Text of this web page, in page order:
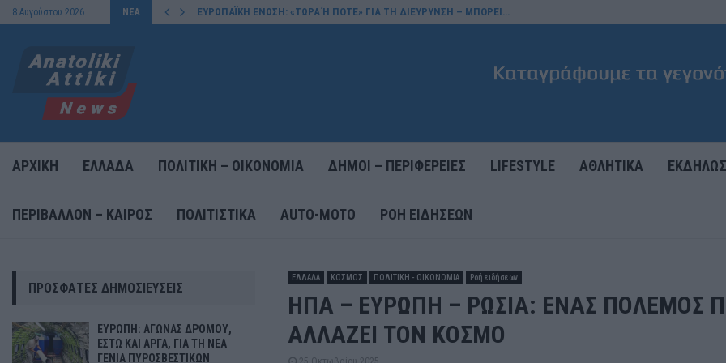
8 Αυγούστου 2026 ΝΕΑ ΕΥΡΩΠΑΪΚΗ ΕΝΩΣΗ: «ΤΩΡΑ Ή ΠΟΤΕ» ΓΙΑ ΤΗ ΔΙΕΥΡΥΝΣΗ – ΜΠΟΡΕΙ…
ΑΡΧΙΚΗ ΕΛΛΑΔΑ ΠΟΛΙΤΙΚΗ – ΟΙΚΟΝΟΜΙΑ ΔΗΜΟΙ – ΠΕΡΙΦΕΡΕΙΕΣ LIFESTYLE ΑΘΛΗΤΙΚΑ
ΠΕΡΙΒΑΛΛΟΝ – ΚΑΙΡΟΣ ΠΟΛΙΤΙΣΤΙΚΑ AUTO-MOTO ΡΟΉ ΕΙΔΉΣΕΩΝ
ΕΛΛΑΔΑ ΚΟΣΜΟΣ ΠΟΛΙΤΙΚΗ - ΟΙΚΟΝΟΜΙΑ Ροή ειδήσεων
ΗΠΑ – ΕΥΡΩΠΗ – ΡΩΣΙΑ: ΕΝΑΣ ΠΟΛΕΜΟΣ
ΑΛΛΑΖΕΙ ΤΟΝ ΚΟΣΜΟ
ΠΡΌΣΦΑΤΕΣ ΔΗΜΟΣΙΕΎΣΕΙΣ
ΕΥΡΩΠΗ: ΑΓΩΝΑΣ ΔΡΟΜΟΥ,
ΕΣΤΩ ΚΑΙ ΑΡΓΑ, ΓΙΑ ΤΗ ΝΕΑ
ΓΕΝΙΑ ΠΥΡΟΣΒΕΣΤΙΚΩΝ